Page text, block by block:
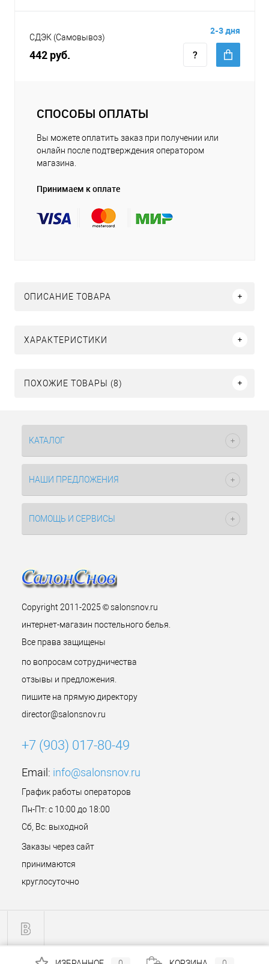
СДЭК (Самовывоз)
442 руб.
2-3 дня
СПОСОБЫ ОПЛАТЫ
Вы можете оплатить заказ при получении или
онлайн после подтверждения оператором
магазина.
Принимаем к оплате
ОПИСАНИЕ ТОВАРА
ХАРАКТЕРИСТИКИ
ПОХОЖИЕ ТОВАРЫ (8)
КАТАЛОГ
НАШИ ПРЕДЛОЖЕНИЯ
ПОМОЩЬ И СЕРВИСЫ
Copyright 2011-2025 © salonsnov.ru
интернет-магазин постельного белья.
Все права защищены
по вопросам сотрудничества
отзывы и предложения.
пишите на прямую директору
director@salonsnov.ru
+7 (903) 017-80-49
Email: info@salonsnov.ru
График работы операторов
Пн-Пт: с 10:00 до 18:00
Сб, Вс: выходной
Заказы через сайт
принимаются
круглосуточно